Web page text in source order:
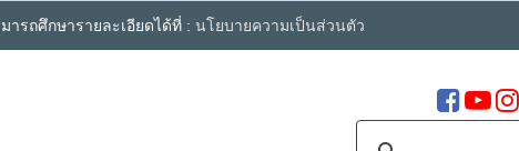
รถศึกษารายละเอียดได้ที่ : นโยบายความเป็นส่วนตัว